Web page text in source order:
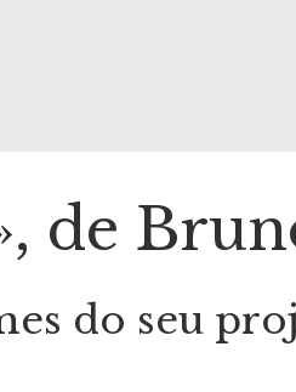
de
do seu